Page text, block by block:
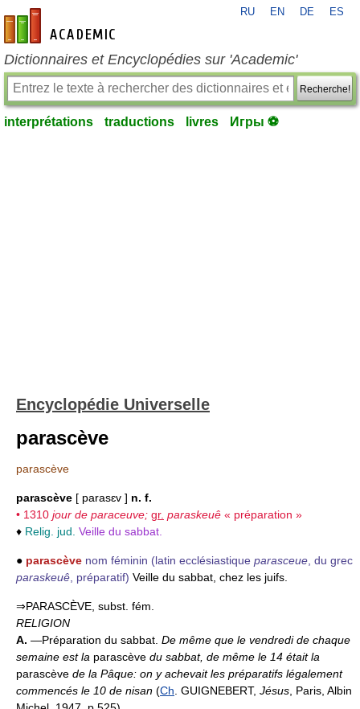
fr-academic.com
RU EN DE ES
Dictionnaires et Encyclopédies sur 'Academic'
Recherche!
interprétations traductions livres Игры ⚽
Encyclopédie Universelle
parascève
parascève
parascève [ parasɛv ] n. f.
• 1310 jour de paraceuve; gr. paraskeuê « préparation »
♦ Relig. jud. Veille du sabbat.
● parascève nom féminin (latin ecclésiastique parasceue , du grec
paraskeuê , préparatif) Veille du sabbat, chez les juifs.
⇒PARASCÈVE, subst. fém.
RELIGION
A. —Préparation du sabbat. De même que le vendredi de chaque
semaine est la parascève du sabbat, de même le 14 était la
parascève de la Pâque: on y achevait les préparatifs légalement
commencés le 10 de nisan (Ch . GUIGNEBERT, Jésus , Paris, Albin